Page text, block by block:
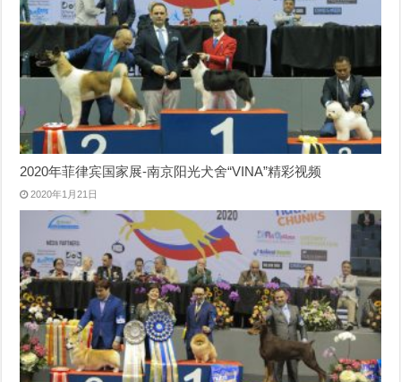
2020年菲律宾国家展-南京阳光犬舍“VINA”精彩视频
2020年1月21日